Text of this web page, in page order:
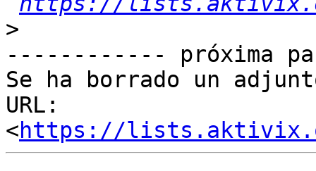
>
------------ próxima
Se ha borrado un
URL:
<https://